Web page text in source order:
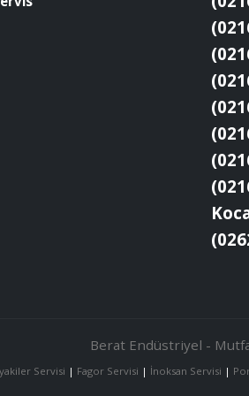
Berat Endüstriyel -
Servisi | Fagor Servisi | İnoksan Servisi |